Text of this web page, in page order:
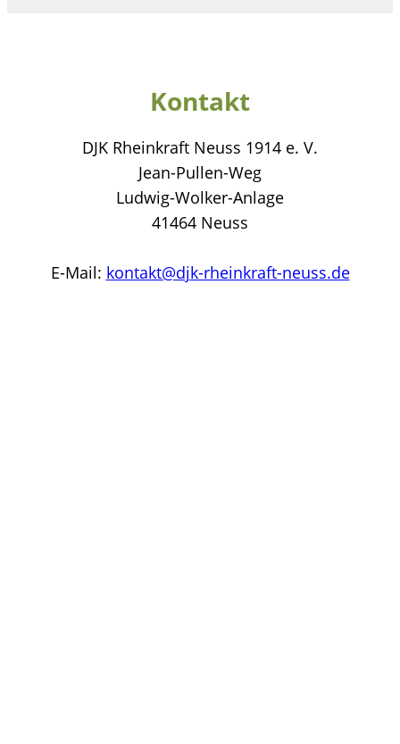
Kontakt
DJK Rheinkraft Neuss 1914 e. V.
Jean-Pullen-Weg
Ludwig-Wolker-Anlage
41464 Neuss
E-Mail: kontakt@djk-rheinkraft-neuss.de